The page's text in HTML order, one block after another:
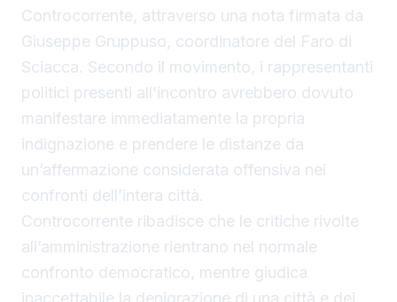
Controcorrente, attraverso una nota firmata da
Giuseppe Gruppuso, coordinatore del Faro di
Sciacca. Secondo il movimento, i rappresentanti
politici presenti all’incontro avrebbero dovuto
manifestare immediatamente la propria
indignazione e prendere le distanze da
un’affermazione considerata offensiva nei
confronti dell’intera città.
Controcorrente ribadisce che le critiche rivolte
all’amministrazione rientrano nel normale
confronto democratico, mentre giudica
inaccettabile la denigrazione di una città e dei